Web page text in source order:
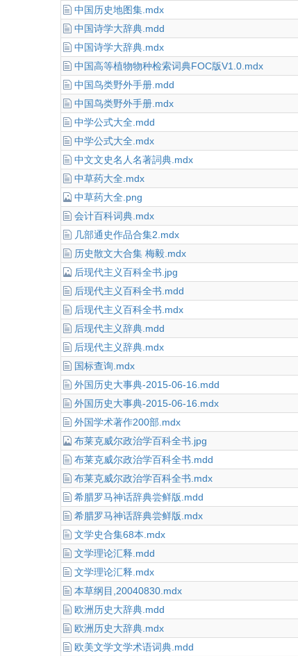
中国历史地图集.mdx
中国诗学大辞典.mdd
中国诗学大辞典.mdx
中国高等植物物种检索词典FOC版V1.0.mdx
中国鸟类野外手册.mdd
中国鸟类野外手册.mdx
中学公式大全.mdd
中学公式大全.mdx
中文文史名人名著詞典.mdx
中草药大全.mdx
中草药大全.png
会计百科词典.mdx
几部通史作品合集2.mdx
历史散文大合集 梅毅.mdx
后现代主义百科全书.jpg
后现代主义百科全书.mdd
后现代主义百科全书.mdx
后现代主义辞典.mdd
后现代主义辞典.mdx
国标查询.mdx
外国历史大事典-2015-06-16.mdd
外国历史大事典-2015-06-16.mdx
外国学术著作200部.mdx
布莱克威尔政治学百科全书.jpg
布莱克威尔政治学百科全书.mdd
布莱克威尔政治学百科全书.mdx
希腊罗马神话辞典尝鲜版.mdd
希腊罗马神话辞典尝鲜版.mdx
文学史合集68本.mdx
文学理论汇释.mdd
文学理论汇释.mdx
本草纲目,20040830.mdx
欧洲历史大辞典.mdd
欧洲历史大辞典.mdx
欧美文学文学术语词典.mdd